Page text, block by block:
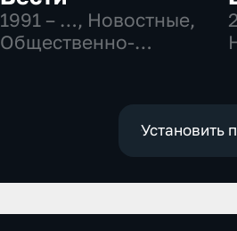
1991 – …, Новостные,
Общественно-
Установить